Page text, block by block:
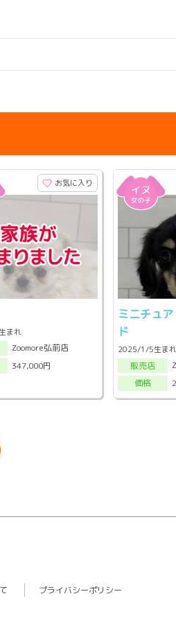
お気に入り
まれ
Zoomore弘前店
347,000円
ミニチュ
ド
2025/1/5生まれ
販売店
価格
プライバシーポリシー